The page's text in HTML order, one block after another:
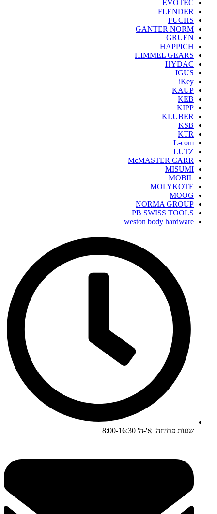
EVOTEC
FLENDER
FUCHS
GANTER NORM
GRUEN
HAPPICH
HIMMEL GEARS
HYDAC
IGUS
iKey
KAUP
KEB
KIPP
KLUBER
KSB
KTR
L-com
LUTZ
McMASTER CARR
MISUMI
MOBIL
MOLYKOTE
MOOG
NORMA GROUP
PB SWISS TOOLS
weston body hardware
שעות פתיחה: א'-ה' 8:00-16:30